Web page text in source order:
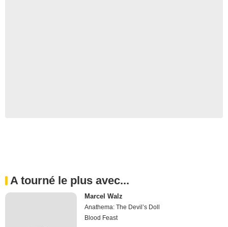
A tourné le plus avec...
Marcel Walz
Anathema: The Devil’s Doll
Blood Feast